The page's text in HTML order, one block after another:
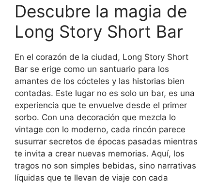
Descubre la magia de
Long Story Short Bar
En el corazón de la ciudad, Long Story Short
Bar se erige como un santuario para los
amantes de los cócteles y las historias bien
contadas. Este lugar no es solo un bar, es una
experiencia que te envuelve desde el primer
sorbo. Con una decoración que mezcla lo
vintage con lo moderno, cada rincón parece
susurrar secretos de épocas pasadas mientras
te invita a crear nuevas memorias. Aquí, los
tragos no son simples bebidas, sino narrativas
líquidas que te llevan de viaje con cada